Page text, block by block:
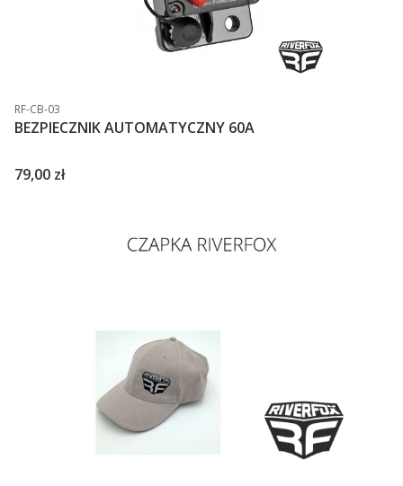
Kod produktu
RF-CB-03
BEZPIECZNIK AUTOMATYCZNY 60A
Cena
79,00 zł